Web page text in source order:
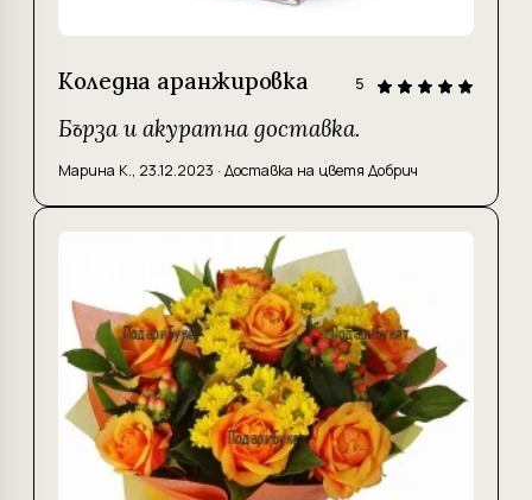
Коледна аранжировка 5
Бърза и акуратна доставка.
Марина К., 23.12.2023 · Доставка на цветя Добрич